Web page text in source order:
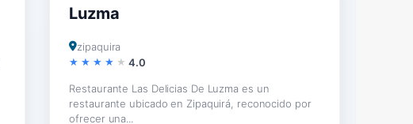
Luzma
zipaquira
4.0
Restaurante Las Delicias De Luzma es un
restaurante ubicado en Zipaquirá, reconocido por
ofrecer una...